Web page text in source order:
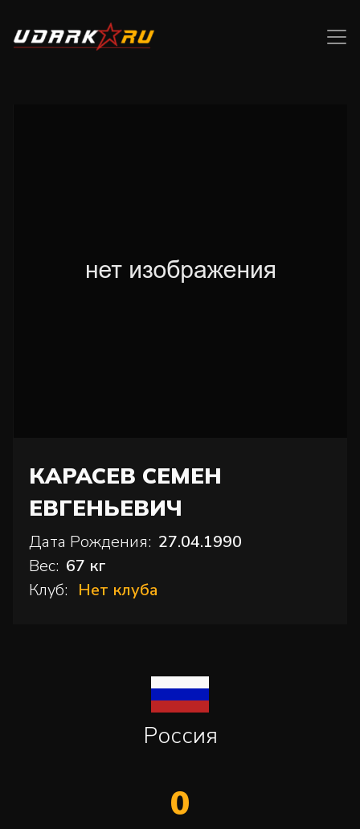
КАРАСЕВ СЕМЕН
ЕВГЕНЬЕВИЧ
Дата Рождения: 27.04.1990
Вес: 67 кг
Клуб: Нет клуба
Россия
0